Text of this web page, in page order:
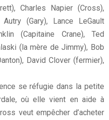
Charles Napier (Cross),
(Gary), Lance LeGault
(Capitaine Crane), Ted
(la mère de Jimmy), Bob
David Clover (fermier),
se réfugie dans la petite
où elle vient en aide à
veut empêcher d’acheter